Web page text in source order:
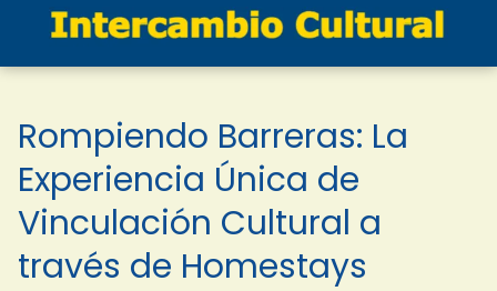
Rompiendo Barreras: La
Experiencia Única de
Vinculación Cultural a
través de Homestays